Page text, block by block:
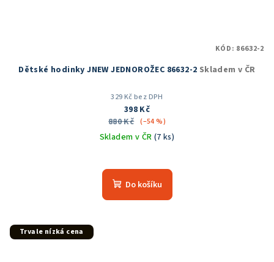
Dětské hodinky JNEW JEDNOROŽEC 86632-2 Skladem v ČR
329 Kč bez DPH
398 Kč
880 Kč (–54 %)
Skladem v ČR (7 ks)
hodnocení
produktu
Do košíku
KÓD: 86632-2
Trvale nízká cena